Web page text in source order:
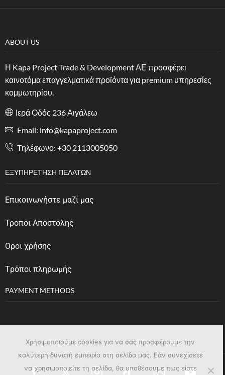
ABOUT US
Η Kapa Project Trade & Development ΑΕ προσφέρει
καινοτόμα επαγγελματικά προϊόντα για premium υπηρεσίες
κομμωτηρίου.
Ιερά Οδός 236 Αιγάλεω
Email: info@kapaproject.com
Tηλέφωνο: +30 2113005050
ΕΞΥΠΗΡΈΤΗΣΗ ΠΕΛΑΤΏΝ
Επικοινωνήστε μαζί μας
Τροποι Αποστολης
Οροι χρήσης
Tρόποι πληρωμής
PAYMENT METHODS
Χρησιμοποιούμε cookies για να σας προσφέρουμε την
καλύτερη δυνατή εμπειρία στη σελίδα μας. Εάν συνεχίσετε
να χρησιμοποιείτε τη σελίδα, θα υποθέσουμε πως είστε